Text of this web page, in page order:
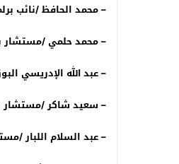
–محمد الحافظ /نائب
–محمد حلمي /مستشار
–عبد الله الإدريسي
– سعيد شاكر /مستشار
–عبد السلام اللبار /